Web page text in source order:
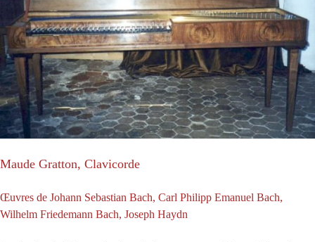
Maude Gratton, Clavicorde
Œuvres de Johann Sebastian Bach, Carl Philipp Emanuel Bach,
Wilhelm Friedemann Bach, Joseph Haydn